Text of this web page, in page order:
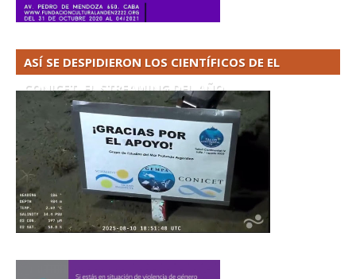
ASÍ SE DESPIDIERON LOS CIENTÍFICOS DE EL
CONICET. EL STREAMING DEL AÑO